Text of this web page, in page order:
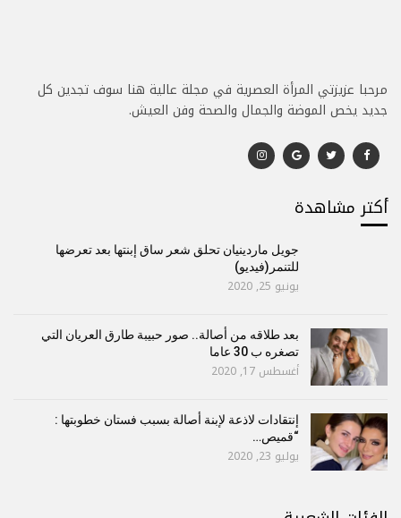
مرحبا عزيزتي المرأة العصرية في مجلة عالية هنا سوف تجدين كل
جديد يخص الموضة والجمال والصحة وفن العيش.
أكتر مشاهدة
جويل ماردينيان تحلق شعر ساق إبنتها بعد تعرضها
للتنمر(فيديو)
يونيو 25, 2020
بعد طلاقه من أصالة.. صور حبيبة طارق العريان التي
تصغره ب 30 عاما
أغسطس 17, 2020
إنتقادات لاذعة لإبنة أصالة بسبب فستان خطوبتها :
“قميص…
يوليو 23, 2020